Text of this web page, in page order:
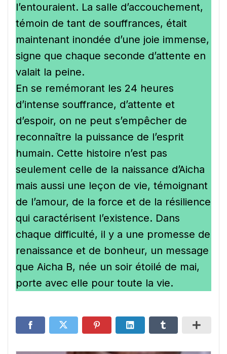
l’entouraient. La salle d’accouchement,
témoin de tant de souffrances, était
maintenant inondée d’une joie immense,
signe que chaque seconde d’attente en
valait la peine.
En se remémorant les 24 heures
d’intense souffrance, d’attente et
d’espoir, on ne peut s’empêcher de
reconnaître la puissance de l’esprit
humain. Cette histoire n’est pas
seulement celle de la naissance d’Aicha
mais aussi une leçon de vie, témoignant
de l’amour, de la force et de la résilience
qui caractérisent l’existence. Dans
chaque difficulté, il y a une promesse de
renaissance et de bonheur, un message
que Aicha B, née un soir étoilé de mai,
porte avec elle pour toute la vie.